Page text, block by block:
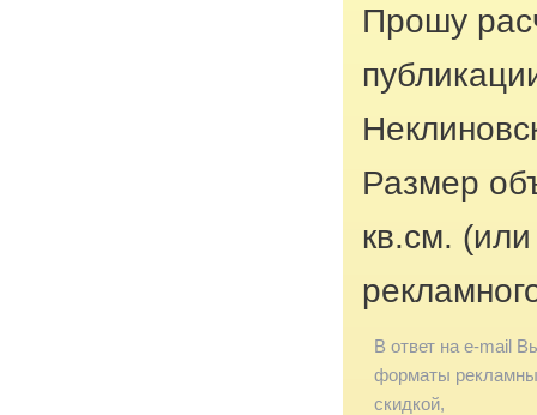
Прошу
Размер
кв.см.
В ответ на e-mail
форматы
скидкой,